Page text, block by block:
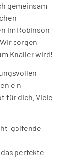
gemeinsam
im Robinson
sorgen
Knaller wird!
ein
für dich. Viele
golfende
perfekte